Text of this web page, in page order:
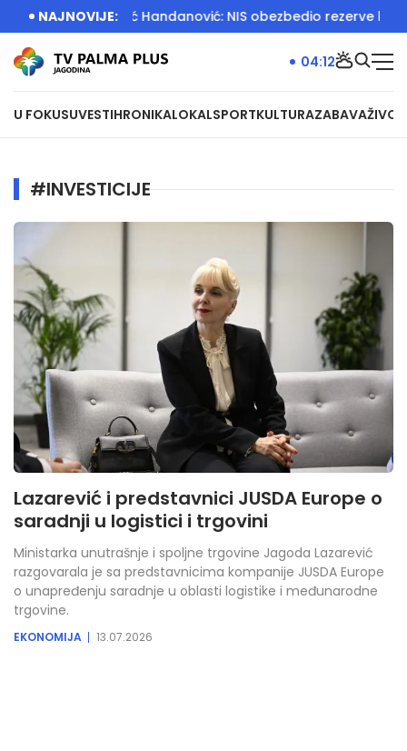
NAJNOVIJE:
Đedović Handanović: NIS obezbedio rezerve
U FOKUSUVESTIHRONIKALOKALSPORTKULTURAZABAVAŽIVOT
04:12
#INVESTICIJE
Lazarević i predstavnici JUSDA Europe o
saradnji u logistici i trgovini
Ministarka unutrašnje i spoljne trgovine Jagoda Lazarević
razgovarala je sa predstavnicima kompanije JUSDA Europe
o unapređenju saradnje u oblasti logistike i međunarodne
trgovine.
EKONOMIJA 13.07.2026